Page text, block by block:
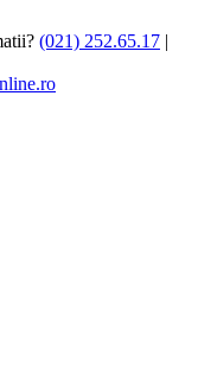
(021) 252.65.17 |